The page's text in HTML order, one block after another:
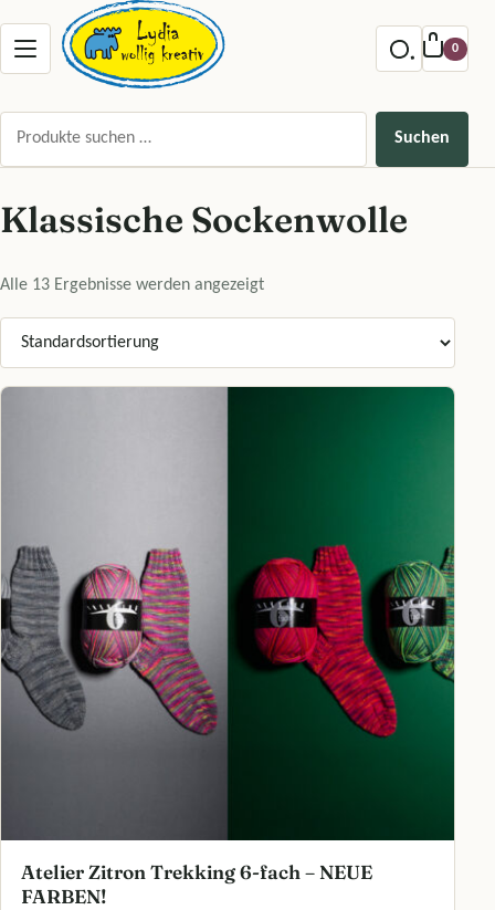
Zum Inhalt springen
Menu offnen
0
Suchen
Klassische Sockenwolle
Alle 13 Ergebnisse werden angezeigt
Atelier Zitron Trekking 6-fach – NEUE
FARBEN!